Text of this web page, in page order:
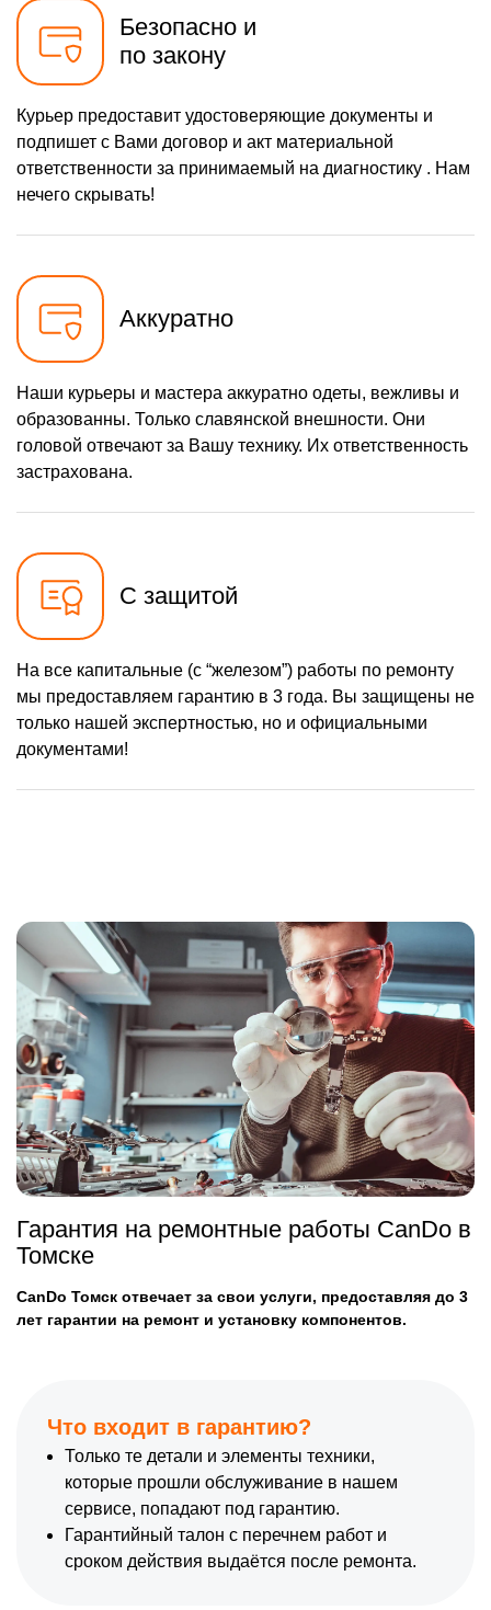
Безопасно и
по закону
Курьер предоставит удостоверяющие документы и
подпишет с Вами договор и акт материальной
ответственности за принимаемый на диагностику . Нам
нечего скрывать!
Аккуратно
Наши курьеры и мастера аккуратно одеты, вежливы и
образованны. Только славянской внешности. Они
головой отвечают за Вашу технику. Их ответственность
застрахована.
С защитой
На все капитальные (с “железом”) работы по ремонту
мы предоставляем гарантию в 3 года. Вы защищены не
только нашей экспертностью, но и официальными
документами!
Гарантия на ремонтные работы CanDo в
Томске
CanDo Томск отвечает за свои услуги, предоставляя до 3
лет гарантии на ремонт и установку компонентов.
Что входит в гарантию?
Только те детали и элементы техники,
которые прошли обслуживание в нашем
сервисе, попадают под гарантию.
Гарантийный талон с перечнем работ и
сроком действия выдаётся после ремонта.